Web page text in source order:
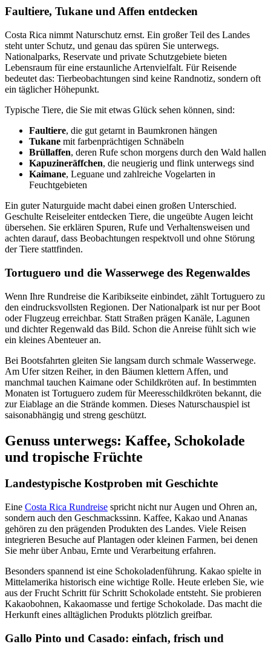
Faultiere, Tukane und Affen entdecken
Costa Rica nimmt Naturschutz ernst. Ein großer Teil des Landes
steht unter Schutz, und genau das spüren Sie unterwegs.
Nationalparks, Reservate und private Schutzgebiete bieten
Lebensraum für eine erstaunliche Artenvielfalt. Für Reisende
bedeutet das: Tierbeobachtungen sind keine Randnotiz, sondern oft
ein täglicher Höhepunkt.
Typische Tiere, die Sie mit etwas Glück sehen können, sind:
Faultiere, die gut getarnt in Baumkronen hängen
Tukane mit farbenprächtigen Schnäbeln
Brüllaffen, deren Rufe schon morgens durch den Wald hallen
Kapuzineräffchen, die neugierig und flink unterwegs sind
Kaimane, Leguane und zahlreiche Vogelarten in
Feuchtgebieten
Ein guter Naturguide macht dabei einen großen Unterschied.
Geschulte Reiseleiter entdecken Tiere, die ungeübte Augen leicht
übersehen. Sie erklären Spuren, Rufe und Verhaltensweisen und
achten darauf, dass Beobachtungen respektvoll und ohne Störung
der Tiere stattfinden.
Tortuguero und die Wasserwege des Regenwaldes
Wenn Ihre Rundreise die Karibikseite einbindet, zählt Tortuguero zu
den eindrucksvollsten Regionen. Der Nationalpark ist nur per Boot
oder Flugzeug erreichbar. Statt Straßen prägen Kanäle, Lagunen
und dichter Regenwald das Bild. Schon die Anreise fühlt sich wie
ein kleines Abenteuer an.
Bei Bootsfahrten gleiten Sie langsam durch schmale Wasserwege.
Am Ufer sitzen Reiher, in den Bäumen klettern Affen, und
manchmal tauchen Kaimane oder Schildkröten auf. In bestimmten
Monaten ist Tortuguero zudem für Meeresschildkröten bekannt, die
zur Eiablage an die Strände kommen. Dieses Naturschauspiel ist
saisonabhängig und streng geschützt.
Genuss unterwegs: Kaffee, Schokolade
und tropische Früchte
Landestypische Kostproben mit Geschichte
Eine Costa Rica Rundreise spricht nicht nur Augen und Ohren an,
sondern auch den Geschmackssinn. Kaffee, Kakao und Ananas
gehören zu den prägenden Produkten des Landes. Viele Reisen
integrieren Besuche auf Plantagen oder kleinen Farmen, bei denen
Sie mehr über Anbau, Ernte und Verarbeitung erfahren.
Besonders spannend ist eine Schokoladenführung. Kakao spielte in
Mittelamerika historisch eine wichtige Rolle. Heute erleben Sie, wie
aus der Frucht Schritt für Schritt Schokolade entsteht. Sie probieren
Kakaobohnen, Kakaomasse und fertige Schokolade. Das macht die
Herkunft eines alltäglichen Produkts plötzlich greifbar.
Gallo Pinto und Casado: einfach, frisch und